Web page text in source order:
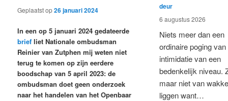
Geplaatst op26 januari 2024
In een op 5 januari 2024 gedateerde
brief liet Nationale ombudsman
Reinier van Zutphen mij weten niet
terug te komen op zijn eerdere
boodschap van 5 april 2023: de
ombudsman doet geen onderzoek
naar het handelen van het Openbaar
deur
6 augustus 2026
Niets meer dan een
ordinaire poging van
intimidatie van een
bedenkelijk niveau.
maar niet van
liggen want…